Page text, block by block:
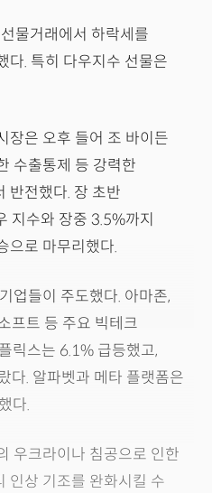
물거래에서 하락세를
다. 특히 다우지수 선물은
장은 오후 들어 조 바이든
수출통제 등 강력한
반전했다. 장 초반
지수와 장중 3.5%까지
으로 마무리했다.
업들이 주도했다. 아마존,
프트 등 주요 빅테크
릭스는 6.1% 급등했고,
다. 알파벳과 메타 플랫폼은
다.
우크라이나 침공으로 인한
인상 기조를 완화시킬 수